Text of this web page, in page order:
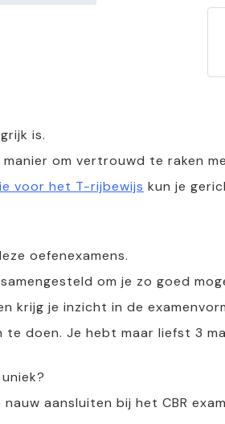
is.
om vertrouwd te raken
voor het T-rijbewijs kun je
oefenexamens.
om je zo goed
krijg je inzicht in de
doen. Je hebt maar liefst 3
aansluiten bij het CBR